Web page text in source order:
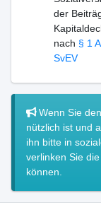
der
nach § 1
SvEV
Wenn Sie
nützlich ist und
ihn bitte in
verlinken Sie
können.